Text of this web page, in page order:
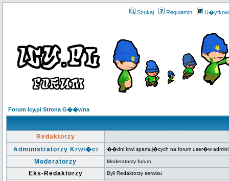
Szukaj Regulamin
Forum Icy.pl Strona G��wna
Redaktorzy
Administratorzy Krwi�ci
��dni krwi spamuj�cych na forum user�w admini
Moderatorzy Moderatorzy forum
Eks-Redaktorzy Byli Redaktorzy serwisu